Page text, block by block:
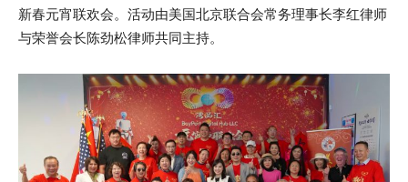
新春元宵联欢会。活动由美国北京联合会常务理事长李红律师
与荣誉会长陈劲松律师共同主持。